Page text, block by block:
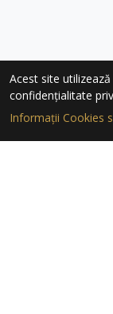
Acest site
confidențialitate
Informații Cookies